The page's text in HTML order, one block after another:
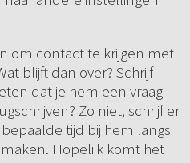
om contact te krijgen met
blijft dan over? Schrijf
dat je hem een vraag
Zo niet, schrijf er
tijd bij hem langs
Hopelijk komt het